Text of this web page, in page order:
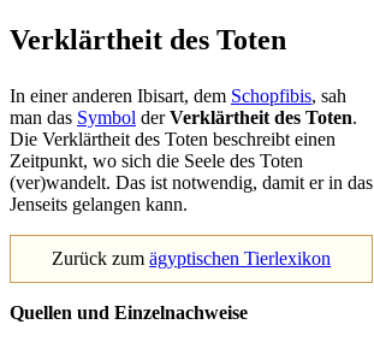
Verklärtheit des Toten
In einer anderen Ibisart, dem Schopfibis, sah
man das Symbol derVerklärtheit des Toten.
Die Verklärtheit des Toten beschreibt einen
Zeitpunkt, wo sich die Seele des Toten
(ver)wandelt. Das ist notwendig, damit er in das
Jenseits gelangen kann.
Zurück zumägyptischen Tierlexikon
Quellen und Einzelnachweise